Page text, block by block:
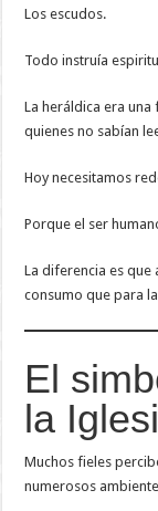
Los escudos.
Todo instruía
La heráldica era
quienes no sabían
Hoy necesitamos
Porque el ser
La diferencia es que
consumo que para
El
la
Muchos fieles
numerosos